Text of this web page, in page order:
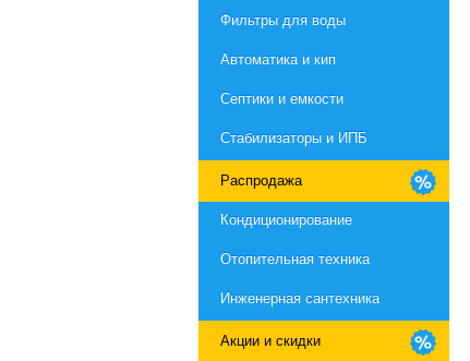
Фильтры для воды
Автоматика и кип
Септики и емкости
Стабилизаторы и ИПБ
Распродажа
Кондиционирование
Отопительная техника
Инженерная сантехника
Акции и скидки